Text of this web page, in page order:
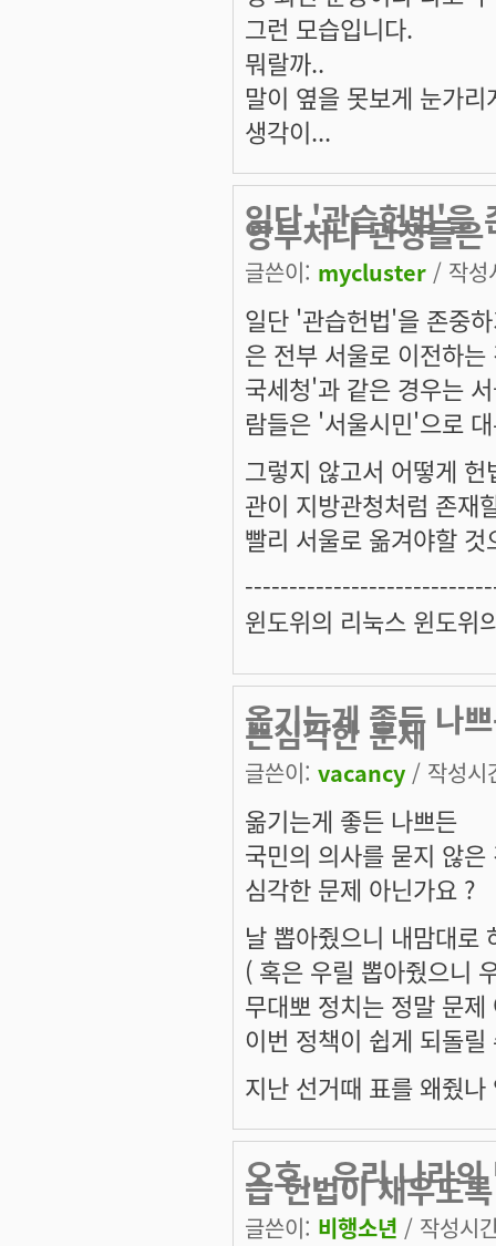
그런 모습입니다.
뭐랄까..
말이 옆을 못보게 눈가
생각이...
일단 '관습헌법'을
앙부처나 관청들은
글쓴이: mycluster / 작
일단 '관습헌법'을 존중
은 전부 서울로 이전하
국세청'과 같은 경우는
람들은 '서울시민'으로
그렇지 않고서 어떻게
관이 지방관청처럼 존재
빨리 서울로 옮겨야할
윈도위의 리눅스 윈도위
옮기는게 좋든 나
는심각한 문제
글쓴이: vacancy / 작성
옮기는게 좋든 나쁘든
국민의 의사를 묻지 않은
심각한 문제 아닌가요 ?
날 뽑아줬으니 내맘대로
( 혹은 우릴 뽑아줬으니
무대뽀 정치는 정말 문
이번 정책이 쉽게 되돌
지난 선거때 표를 왜줬
오호.. 우리 나라
습 헌법이 채우도록
글쓴이: 비행소년 / 작성시